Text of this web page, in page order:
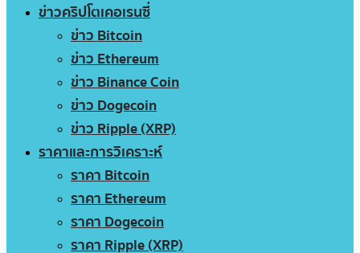
ข่าวคริปโตเคอเรนซี่
ข่าว Bitcoin
ข่าว Ethereum
ข่าว Binance Coin
ข่าว Dogecoin
ข่าว Ripple (XRP)
ราคาและการวิเคราะห์
ราคา Bitcoin
ราคา Ethereum
ราคา Dogecoin
ราคา Ripple (XRP)